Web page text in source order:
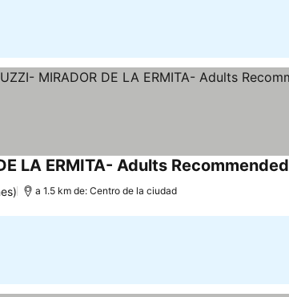
LA ERMITA- Adults Recommended
a 1.5 km de: Centro de la ciudad